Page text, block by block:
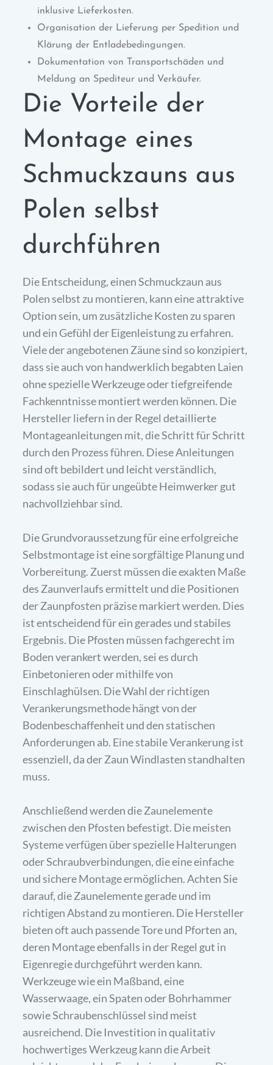
inklusive Lieferkosten.
Organisation der Lieferung per Spedition und
Klärung der Entladebedingungen.
Dokumentation von Transportschäden und
Meldung an Spediteur und Verkäufer.
Die Vorteile der
Montage eines
Schmuckzauns aus
Polen selbst
durchführen
Die Entscheidung, einen Schmuckzaun aus
Polen selbst zu montieren, kann eine attraktive
Option sein, um zusätzliche Kosten zu sparen
und ein Gefühl der Eigenleistung zu erfahren.
Viele der angebotenen Zäune sind so konzipiert,
dass sie auch von handwerklich begabten Laien
ohne spezielle Werkzeuge oder tiefgreifende
Fachkenntnisse montiert werden können. Die
Hersteller liefern in der Regel detaillierte
Montageanleitungen mit, die Schritt für Schritt
durch den Prozess führen. Diese Anleitungen
sind oft bebildert und leicht verständlich,
sodass sie auch für ungeübte Heimwerker gut
nachvollziehbar sind.
Die Grundvoraussetzung für eine erfolgreiche
Selbstmontage ist eine sorgfältige Planung und
Vorbereitung. Zuerst müssen die exakten Maße
des Zaunverlaufs ermittelt und die Positionen
der Zaunpfosten präzise markiert werden. Dies
ist entscheidend für ein gerades und stabiles
Ergebnis. Die Pfosten müssen fachgerecht im
Boden verankert werden, sei es durch
Einbetonieren oder mithilfe von
Einschlaghülsen. Die Wahl der richtigen
Verankerungsmethode hängt von der
Bodenbeschaffenheit und den statischen
Anforderungen ab. Eine stabile Verankerung ist
essenziell, da der Zaun Windlasten standhalten
muss.
Anschließend werden die Zaunelemente
zwischen den Pfosten befestigt. Die meisten
Systeme verfügen über spezielle Halterungen
oder Schraubverbindungen, die eine einfache
und sichere Montage ermöglichen. Achten Sie
darauf, die Zaunelemente gerade und im
richtigen Abstand zu montieren. Die Hersteller
bieten oft auch passende Tore und Pforten an,
deren Montage ebenfalls in der Regel gut in
Eigenregie durchgeführt werden kann.
Werkzeuge wie ein Maßband, eine
Wasserwaage, ein Spaten oder Bohrhammer
sowie Schraubenschlüssel sind meist
ausreichend. Die Investition in qualitativ
hochwertiges Werkzeug kann die Arbeit